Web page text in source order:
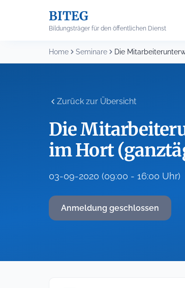
BITEG
Bildungsträger für den öffentlichen Dienst
Home Seminare
Zurück zur Übersicht
Die
im Hort
03-09-2020 (09:00 - 16:00 Uhr)
Anmeldung geschlossen